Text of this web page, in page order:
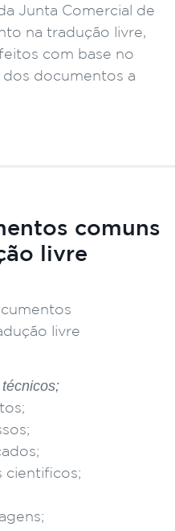
Junta Comercial de
na tradução livre,
com base no
dos documentos a
comuns
livre
cientificos;